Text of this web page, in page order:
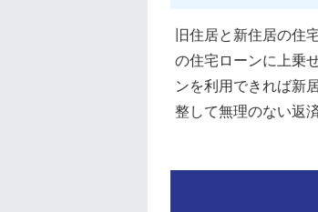
旧住居と新住居の住
の住宅ローンに上乗
ンを利用できれば新
整して無理のない返